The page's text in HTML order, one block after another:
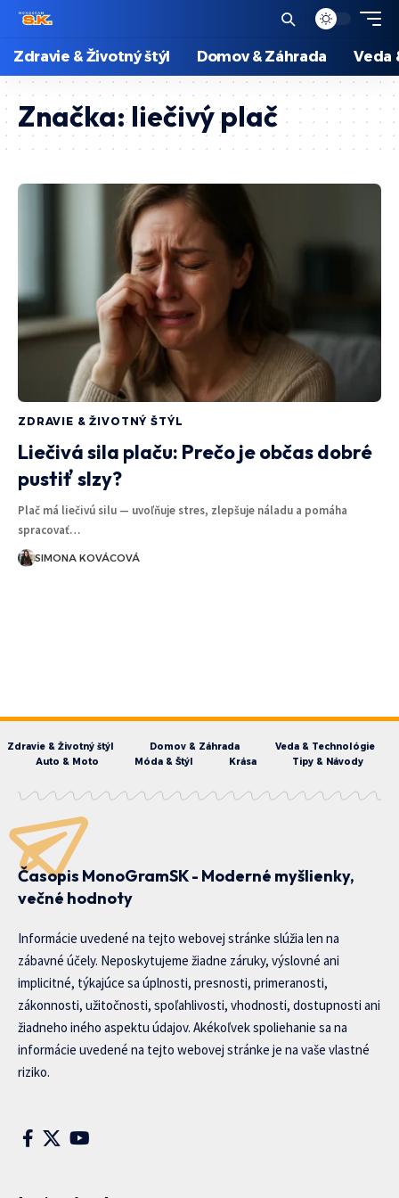
Zdravie & Životný štýl Domov & Záhrada Veda
Značka:liečivý plač
ZDRAVIE & ŽIVOTNÝ ŠTÝL
Liečivá sila plaču: Prečo je občas dobré
pustiť slzy?
Plač má liečivú silu — uvoľňuje stres, zlepšuje náladu a pomáha
spracovať…
SIMONA KOVÁCOVÁ
Zdravie & Životný štýl Domov & Záhrada
Veda & Technológie
Auto & Moto
Móda & Štýl Krása Tipy & Návody
Časopis MonoGramSK - Moderné myšlienky,
večné hodnoty
Informácie uvedené na tejto webovej stránke slúžia len na
zábavné účely. Neposkytujeme žiadne záruky, výslovné ani
implicitné, týkajúce sa úplnosti, presnosti, primeranosti,
zákonnosti, užitočnosti, spoľahlivosti, vhodnosti, dostupnosti ani
žiadneho iného aspektu údajov. Akékoľvek spoliehanie sa na
informácie uvedené na tejto webovej stránke je na vaše vlastné
riziko.